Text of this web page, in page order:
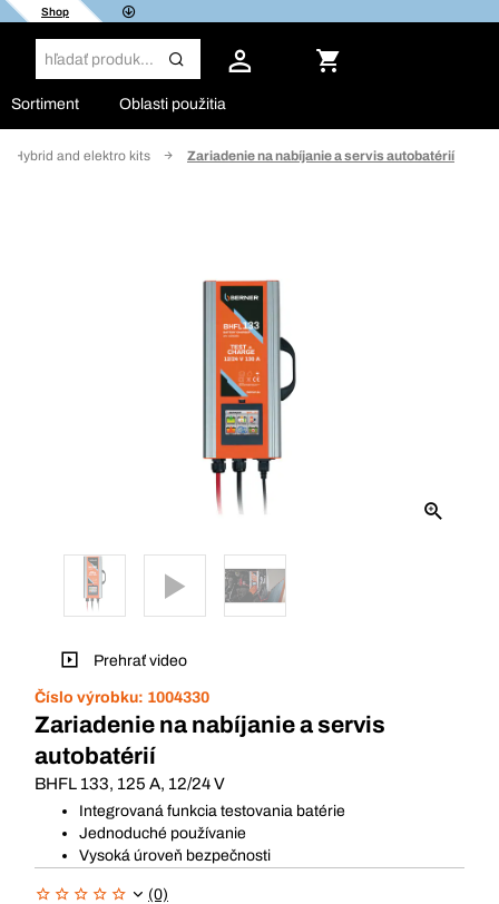
Shop
Sortiment Oblasti použitia
Hybrid and elektro kits Zariadenie na nabíjanie a servis autobatérií
Prehrať video
Číslo výrobku: 1004330
Zariadenie na nabíjanie a servis
autobatérií
BHFL 133, 125 A, 12/24 V
Integrovaná funkcia testovania batérie
Jednoduché používanie
Vysoká úroveň bezpečnosti
(0)